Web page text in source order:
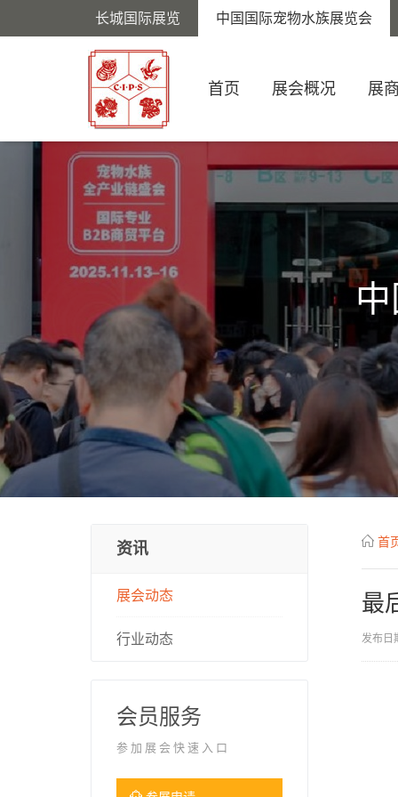
长城国际展览 中国国际宠物水族展览会
首页 展会概况 展
首
最
发布日
资讯
展会动态
行业动态
会员服务
参加展会快速入口